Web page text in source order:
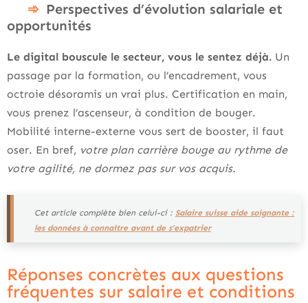
Perspectives d’évolution salariale et
opportunités
Le digital bouscule le secteur, vous le sentez déjà. Un
passage par la formation, ou l’encadrement, vous
octroie désoramis un vrai plus. Certification en main,
vous prenez l’ascenseur, à condition de bouger.
Mobilité interne-externe vous sert de booster, il faut
oser. En bref, votre plan carrière bouge au rythme de
votre agilité, ne dormez pas sur vos acquis.
Cet article complète bien celui-ci : Salaire suisse aide soignante :
les données à connaître avant de s’expatrier
Réponses concrètes aux questions
fréquentes sur salaire et conditions